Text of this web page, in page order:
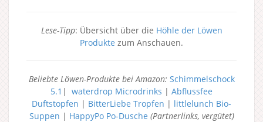
Lese-Tipp: Übersicht über die Höhle der Löwen
Produkte zum Anschauen.
Beliebte Löwen-Produkte bei Amazon: Schimmelschock
5.1 | waterdrop Microdrinks | Abflussfee
Duftstopfen | BitterLiebe Tropfen | littlelunch Bio-
Suppen | HappyPo Po-Dusche (Partnerlinks, vergütet)